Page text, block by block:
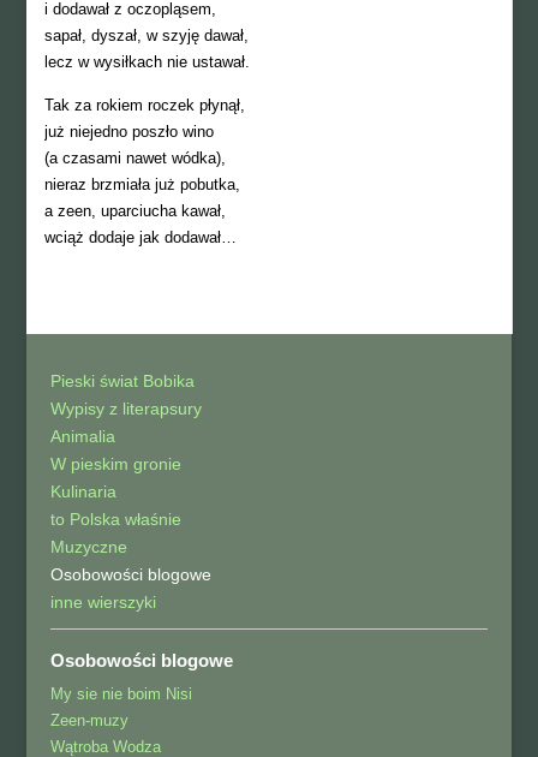
i dodawał z oczopląsem,
sapał, dyszał, w szyję dawał,
lecz w wysiłkach nie ustawał.
Tak za rokiem roczek płynął,
już niejedno poszło wino
(a czasami nawet wódka),
nieraz brzmiała już pobutka,
a zeen, uparciucha kawał,
wciąż dodaje jak dodawał…
Pieski świat Bobika
Wypisy z literapsury
Animalia
W pieskim gronie
Kulinaria
to Polska właśnie
Muzyczne
Osobowości blogowe
inne wierszyki
Osobowości blogowe
My sie nie boim Nisi
Zeen-muzy
Wątroba Wodza